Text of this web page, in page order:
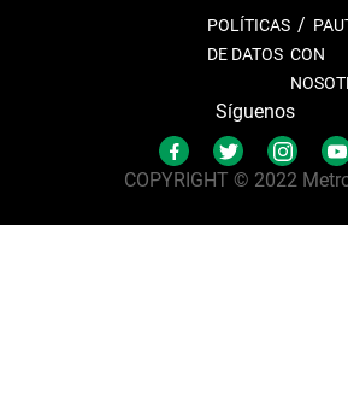
POLÍTICAS
DE DATOS CON
Síguenos
COPYRIGHT © 2022